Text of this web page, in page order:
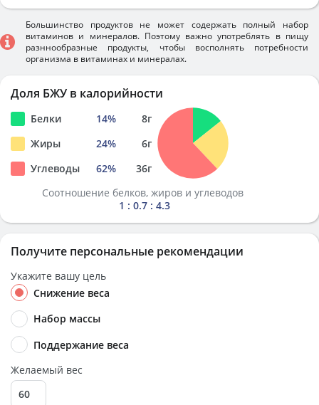
Большинство продуктов не может содержать полный набор
витаминов и минералов. Поэтому важно употреблять в пищу
разннообразные продукты, чтобы восполнять потребности
организма в витаминах и минералах.
Доля БЖУ в калорийности
Белки 14% 8г
Жиры
24% 6г
Углеводы
62% 36г
Соотношение белков, жиров и углеводов
1 : 0.7 : 4.3
Получите персональные рекомендации
Укажите вашу цель
Снижение веса
Набор массы
Поддержание веса
Желаемый вес